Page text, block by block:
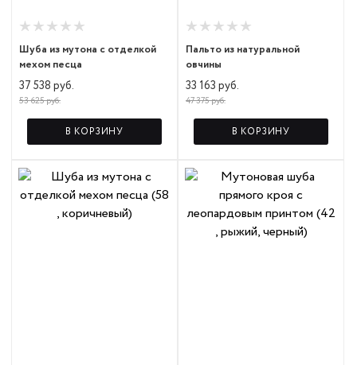
Шуба из мутона с отделкой
мехом песца
37 538 руб.
53 625 руб.
В КОРЗИНУ
Пальто из натуральной
овчины
33 163 руб.
47 375 руб.
В КОРЗИНУ